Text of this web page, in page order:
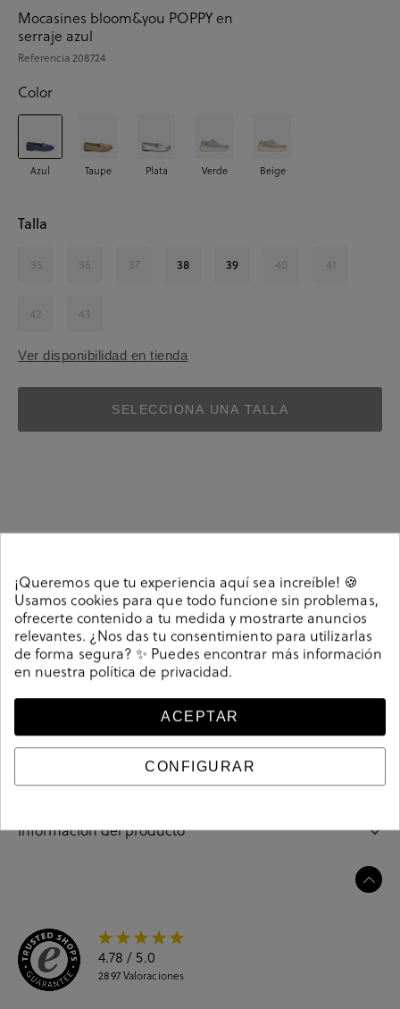
Mocasines bloom&you POPPY en
serraje azul
Referencia208724
Color
Azul Taupe Plata Verde Beige
Talla
35 36 37 38 39 40 41
42 43
Ver disponibilidad en tienda
SELECCIONA UNA TALLA
Mocasines bloom&you POPPY en serraje azul. Sin
cierre, slip on. La plantilla no es extraible. Hecho en
España.
Referencia208724
Guía de tallas
Ciudados y limpieza
Información del producto
4.78 / 5.0
2897Valoraciones
¡Queremos que tu experiencia aquí sea increíble! 🍪
Usamos cookies para que todo funcione sin problemas,
ofrecerte contenido a tu medida y mostrarte anuncios
relevantes. ¿Nos das tu consentimiento para utilizarlas
de forma segura? ✨ Puedes encontrar más información
en nuestra política de privacidad.
ACEPTAR
CONFIGURAR